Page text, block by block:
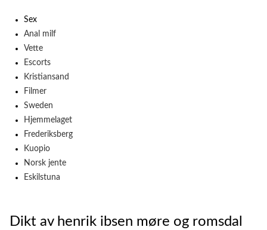
Sex
Anal milf
Vette
Escorts
Kristiansand
Filmer
Sweden
Hjemmelaget
Frederiksberg
Kuopio
Norsk jente
Eskilstuna
Dikt av henrik ibsen møre og romsdal